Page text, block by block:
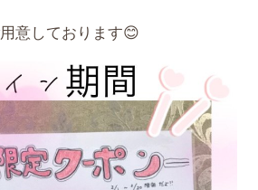
意しております😊